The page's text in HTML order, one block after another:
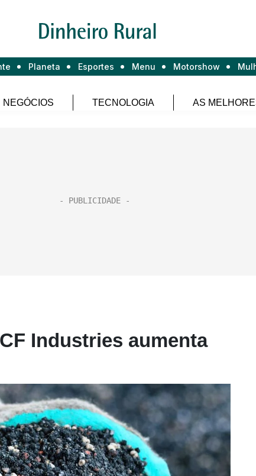
Planeta Esportes Menu Motorshow
NEGÓCIOS TECNOLOGIA AS
Industries aumenta